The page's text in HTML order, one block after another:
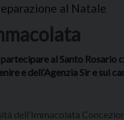
al Natale
al Santo Rosario
e dell’Agenzia Sir e sui
dell’Immacolata